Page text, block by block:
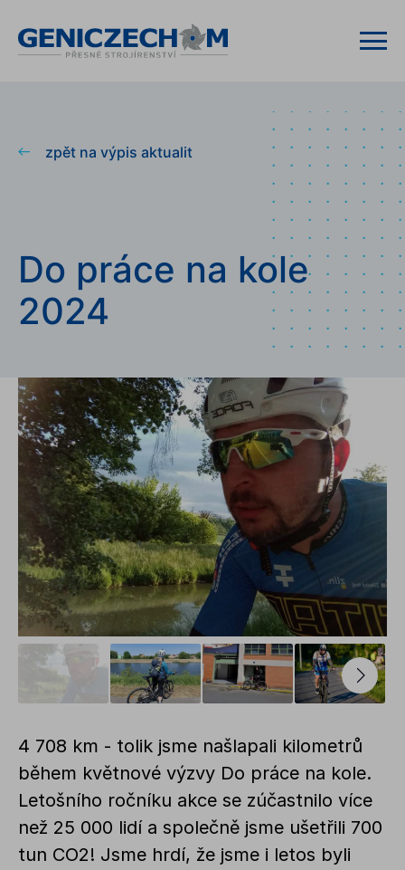
zpět na výpis aktualit
Do práce na kole
2024
4 708 km - tolik jsme našlapali kilometrů
během květnové výzvy Do práce na kole.
Letošního ročníku akce se zúčastnilo více
než 25 000 lidí a společně jsme ušetřili 700
tun CO2! Jsme hrdí, že jsme i letos byli